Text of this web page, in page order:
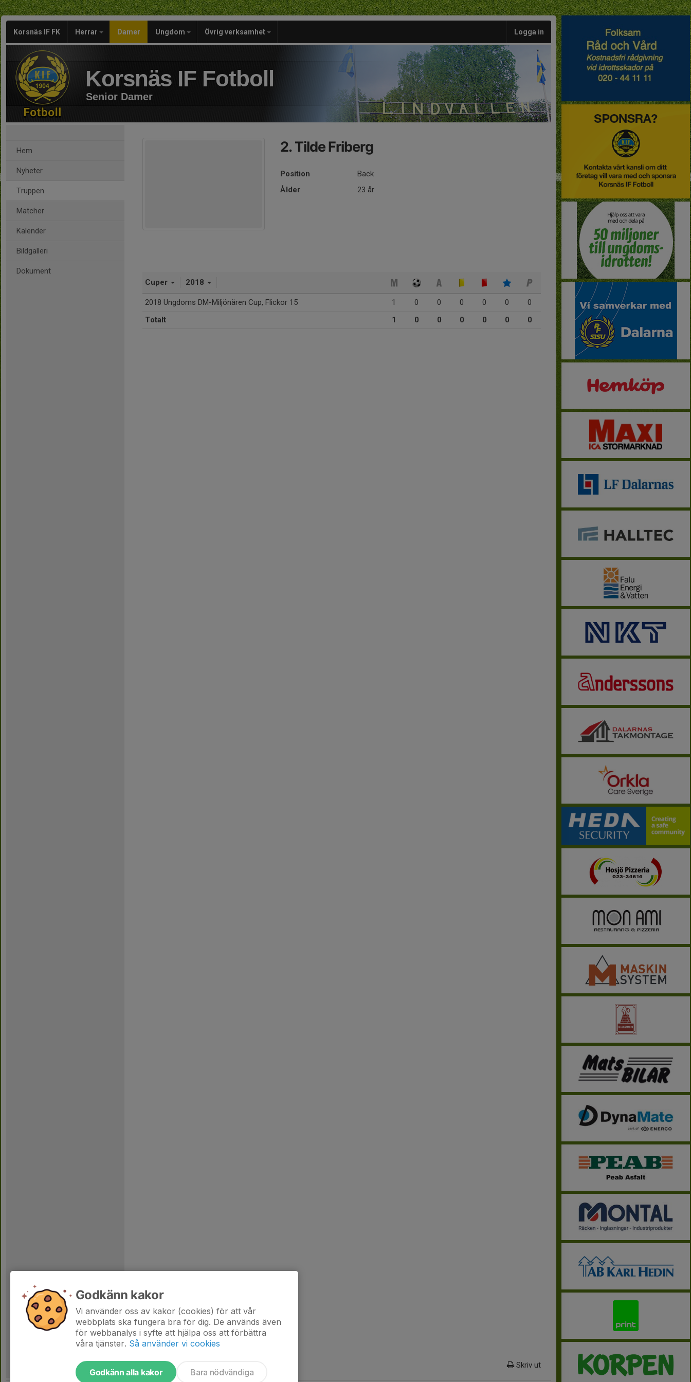
Korsnäs IF FK Herrar Damer Ungdom Övrig verksamhet Logga in
Korsnäs IF Fotboll
Senior Damer
Hem
Nyheter
Truppen
Matcher
Kalender
Bildgalleri
Dokument
2. Tilde Friberg
Position
Back
Ålder
23 år
Cuper 2018
2018 Ungdoms DM-Miljönären Cup, Flickor 15 1 0 0 0 0 0
0
Totalt
1 0 0 0 0 0 0
Skriv ut
Godkänn kakor
Vi använder oss av kakor (cookies) för att vår
webbplats ska fungera bra för dig. De används även
för webbanalys i syfte att hjälpa oss att förbättra
våra tjänster. Så använder vi cookies
Godkänn alla kakor Bara nödvändiga